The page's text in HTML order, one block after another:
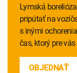
Lymská
pripútať na
s inými
čas, ktorý pre
OBJEDNAŤ